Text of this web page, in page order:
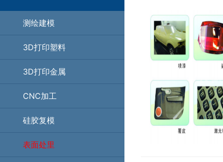
测绘建模
3D打印塑料
3D打印金属
CNC加工
硅胶复模
表面处里